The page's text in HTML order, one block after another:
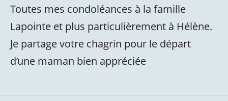
Toutes mes condoléances à la famille
Lapointe et plus particulièrement à Hélène.
Je partage votre chagrin pour le départ
d’une maman bien appréciée